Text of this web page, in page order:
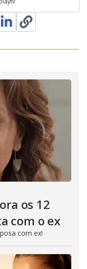
os 12
com o ex
com ex!